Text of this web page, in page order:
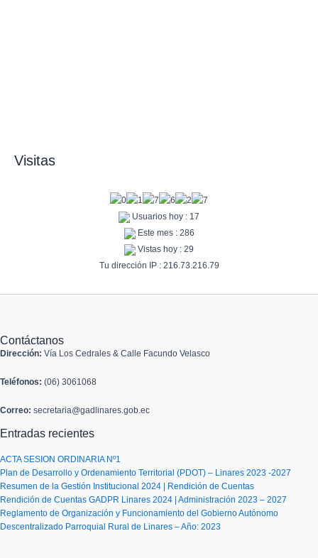
Visitas
Usuarios hoy : 17
Este mes : 286
Vistas hoy : 29
Tu dirección IP : 216.73.216.79
Contáctanos
Dirección: Vía Los Cedrales & Calle Facundo Velasco
Teléfonos: (06) 3061068
Correo: secretaria@gadlinares.gob.ec
Entradas recientes
ACTA SESION ORDINARIA Nº1
Plan de Desarrollo y Ordenamiento Territorial (PDOT) – Linares 2023 -2027
Resumen de la Gestión Institucional 2024 | Rendición de Cuentas
Rendición de Cuentas GADPR Linares 2024 | Administración 2023 – 2027
Reglamento de Organización y Funcionamiento del Gobierno Autónomo
Descentralizado Parroquial Rural de Linares – Año: 2023